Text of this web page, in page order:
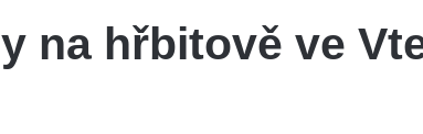
na hřbitově ve